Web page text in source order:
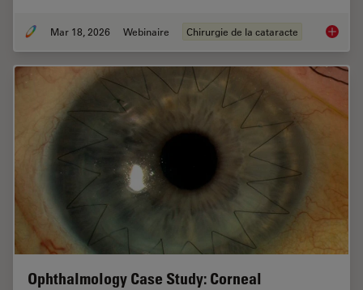
Mar 18, 2026 Webinaire Chirurgie de la cataracte Expert
Ophthalmology Case Study: Corneal